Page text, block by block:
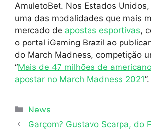
AmuletoBet. Nos Estados
uma das modalidades que mais
mercado de apostas esportivas,
o portal iGaming Brazil ao
do March Madness, competição
“Mais de 47 milhões de
apostar no March Madness 2021”.
Categorias
News
Garçom? Gustavo Scarpa, do